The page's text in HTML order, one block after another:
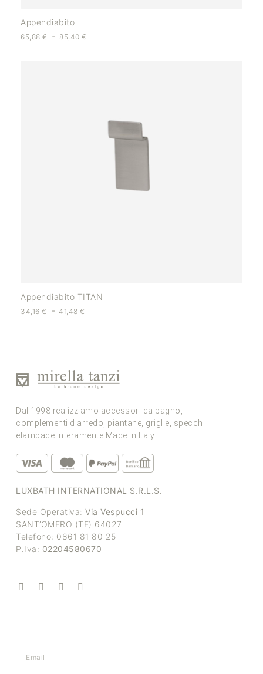
Appendiabito
65,88 € - 85,40€
Appendiabito TITAN
34,16 € - 41,48€
Dal 1998 realizziamo accessori da bagno,
complementi d’arredo, piantane, griglie, specchi
elampade interamente Made in Italy
LUXBATH INTERNATIONAL S.R.L.S.
Sede Operativa: Via Vespucci 1
SANT’OMERO (TE) 64027
Telefono: 0861 81 80 25
P.Iva: 02204580670